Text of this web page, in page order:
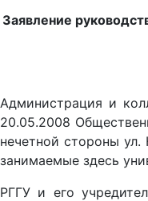
Заявление
Администрация и
20.05.2008
нечетной стороны
занимаемые здесь
РГГУ и его